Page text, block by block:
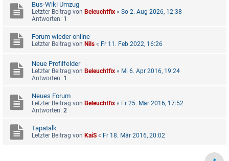
Bus-Wiki Umzug
Letzter Beitrag von Beleuchtfix « So 2. Aug 2026, 12:38
Antworten: 1
Forum wieder online
Letzter Beitrag von Nils « Fr 11. Feb 2022, 16:26
Neue Profilfelder
Letzter Beitrag von Beleuchtfix « Mi 6. Apr 2016, 19:24
Antworten: 1
Neues Forum
Letzter Beitrag von Beleuchtfix « Fr 25. Mär 2016, 17:52
Antworten: 2
Tapatalk
Letzter Beitrag von KaiS « Fr 18. Mär 2016, 20:02